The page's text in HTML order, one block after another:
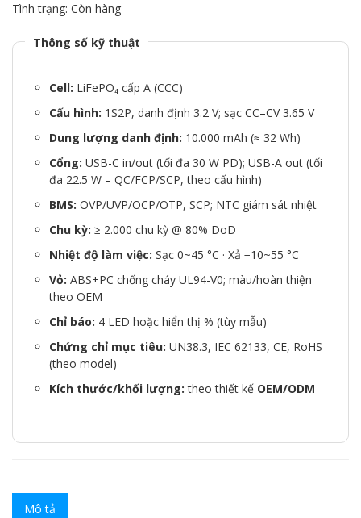
Tình trạng: Còn hàng
Thông số kỹ thuật
Cell: LiFePO₄ cấp A (CCC)
Cấu hình: 1S2P, danh định 3.2 V; sạc CC–CV 3.65 V
Dung lượng danh định: 10.000 mAh (≈ 32 Wh)
Cổng: USB-C in/out (tối đa 30 W PD); USB-A out (tối
đa 22.5 W – QC/FCP/SCP, theo cấu hình)
BMS: OVP/UVP/OCP/OTP, SCP; NTC giám sát nhiệt
Chu kỳ: ≥ 2.000 chu kỳ @ 80% DoD
Nhiệt độ làm việc: Sạc 0~45 °C · Xả −10~55 °C
Vỏ: ABS+PC chống cháy UL94-V0; màu/hoàn thiện
theo OEM
Chỉ báo: 4 LED hoặc hiển thị % (tùy mẫu)
Chứng chỉ mục tiêu: UN38.3, IEC 62133, CE, RoHS
(theo model)
Kích thước/khối lượng: theo thiết kế OEM/ODM
Mô tả